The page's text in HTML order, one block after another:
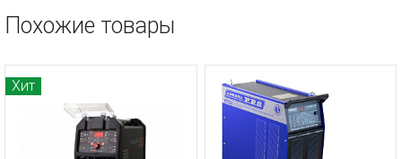
Похожие товары
Хит